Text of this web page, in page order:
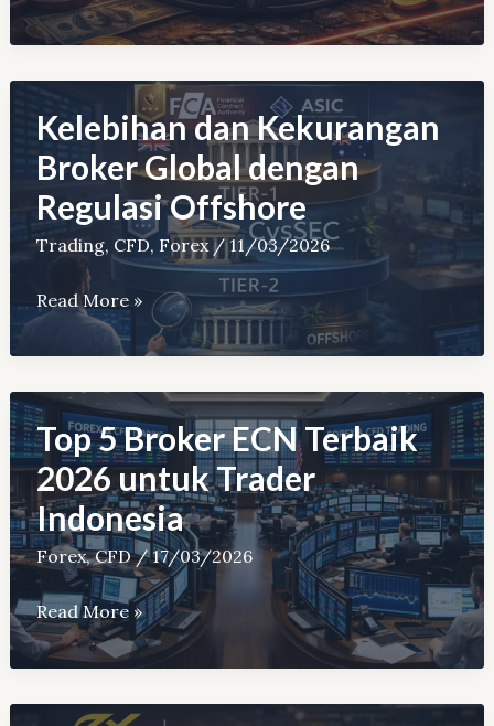
hati
Jebakan
Spread
Rendah:
Terlihat
Murah,
Tapi
Bisa
Lebih
Kelebihan dan Kekurangan
Broker Global dengan
Regulasi Offshore
Trading, CFD, Forex/11/03/2026
Kelebihan
Kekurangan
Broker
Global
dengan
Regulasi
Offshore
Read More »
Top 5 Broker ECN Terbaik
2026 untuk Trader
Indonesia
Forex,CFD/17/03/2026
Top
5
Broker
ECN
Read More »